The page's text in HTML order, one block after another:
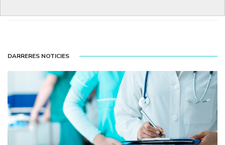
DARRERES NOTICIES